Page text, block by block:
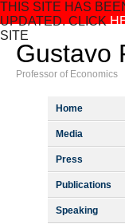
THIS SITE HAS
UPDATED. CLICK
SITE
Gustavo
Professor of Economics
Home
Media
Press
Publications
Speaking